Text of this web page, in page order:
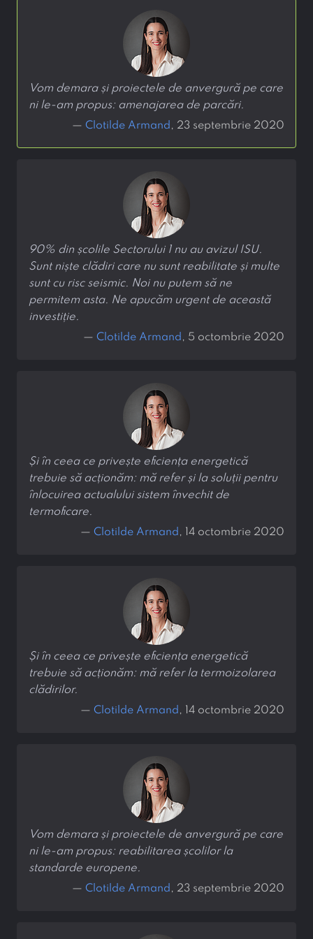
Vom demara și proiectele de anvergură pe care
ni le-am propus: amenajarea de parcări.
— Clotilde Armand , 23 septembrie 2020
90% din școlile Sectorului 1 nu au avizul ISU.
Sunt niște clădiri care nu sunt reabilitate și multe
sunt cu risc seismic. Noi nu putem să ne
permitem asta. Ne apucăm urgent de această
investiție.
— Clotilde Armand , 5 octombrie 2020
Și în ceea ce privește eficiența energetică
trebuie să acționăm: mă refer și la soluții pentru
înlocuirea actualului sistem învechit de
termoficare.
— Clotilde Armand , 14 octombrie 2020
Și în ceea ce privește eficiența energetică
trebuie să acționăm: mă refer la termoizolarea
clădirilor.
— Clotilde Armand , 14 octombrie 2020
Vom demara și proiectele de anvergură pe care
ni le-am propus: reabilitarea școlilor la
standarde europene.
— Clotilde Armand , 23 septembrie 2020